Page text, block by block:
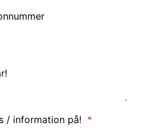
/ information på!